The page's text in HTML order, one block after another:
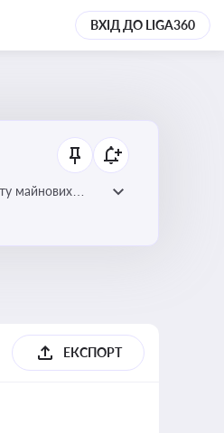
ВХІД ДО LIGA360
майнових
ЕКСПОРТ